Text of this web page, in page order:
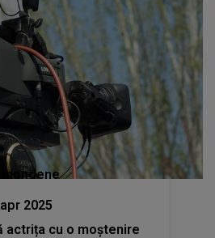
mondene
2025
actrița cu o moștenire